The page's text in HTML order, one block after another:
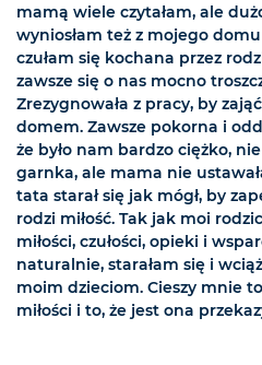
mamą wiele czytałam, ale
wyniosłam też z mojego
czułam się kochana przez
zawsze się o nas mocno
Zrezygnowała z pracy, by
domem. Zawsze pokorna i
że było nam bardzo ciężko,
garnka, ale mama nie
tata starał się jak mógł, by
rodzi miłość. Tak jak moi
miłości, czułości, opieki i
naturalnie, starałam się i
moim dzieciom. Cieszy mnie
miłości i to, że jest ona